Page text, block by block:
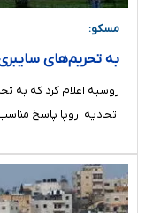
مسکو:
به تحریم‌های
روسیه اعلام کرد که به
اتحادیه اروپا پاسخ